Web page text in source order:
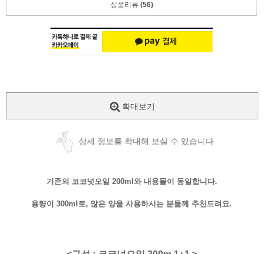
상품리뷰 (56)
확대보기
상세 정보를 확대해 보실 수 있습니다
기존의 코코넛오일 200ml와 내용물이 동일합니다.
용량이 300ml로, 많은 양을 사용하시는 분들께 추천드려요.